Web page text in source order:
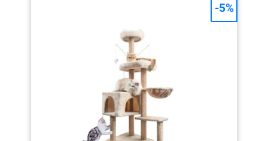
chasse des chats. Les grelots ajoutent à leur plaisir et
il y a 2 pompons de rechange sans grelot [Facilité
d’escalade] La structure multi-niveaux et la plateforme
latérale facilitent l’escalade, même les chats âgés ou à
mobilité réduite peuvent monter et observer leur
environnement [Facile à nettoyer] Poils, saleté et
résidus de litière… pas de panique : un rouleau anti-
poils ou un aspirateur suffisent pour les éliminer
-5%